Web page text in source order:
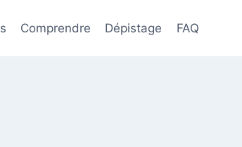
Comprendre Dépistage FAQ